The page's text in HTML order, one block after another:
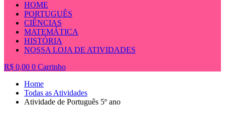
HOME
PORTUGUÊS
CIÊNCIAS
MATEMÁTICA
HISTÓRIA
NOSSA LOJA DE ATIVIDADES
R$ 0,00 0 Carrinho
Home
Todas as Atividades
Atividade de Português 5º ano